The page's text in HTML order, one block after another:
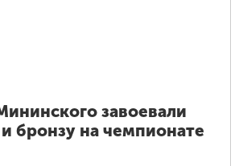
завоевали
бронзу на чемпионате